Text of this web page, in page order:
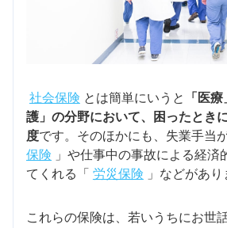
社会保険 とは簡単にいうと
「医
護」の分野において、困ったとき
度です。そのほかにも、失業手当
保険 」や仕事中の事故による経済
てくれる「 労災保険 」などがあり
これらの保険は、若いうちにお世